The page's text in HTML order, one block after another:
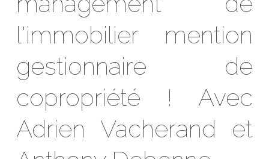
l'immobilier mention
gestionnaire de
copropriété ! Avec
Adrien Vacherand et